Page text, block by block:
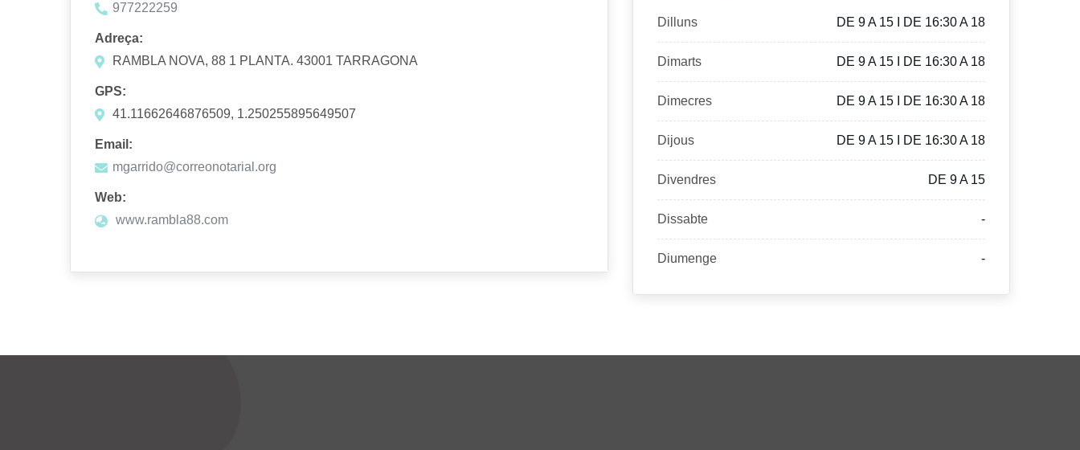
977222259
Adreça:
RAMBLA NOVA, 88 1 PLANTA. 43001 TARRAGONA
GPS:
41.11662646876509, 1.250255895649507
Email:
mgarrido@correonotarial.org
Web:
www.rambla88.com
Dilluns DE 9 A 15 I DE 16:30 A 18
Dimarts DE 9 A 15 I DE 16:30 A 18
Dimecres DE 9 A 15 I DE 16:30 A 18
Dijous DE 9 A 15 I DE 16:30 A 18
Divendres DE 9 A 15
Dissabte -
Diumenge -